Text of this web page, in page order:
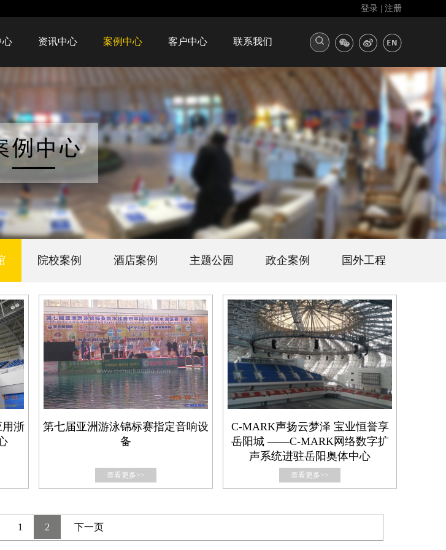
登录 注册
心 资讯中心 案例中心 客户中心 联系我们
院校案例 酒店案例 主题公园 政企案例 国外工程
浙
第七届亚洲游泳锦标赛指定音响设
备
查看更多>>
C-MARK声扬云梦泽 宝业恒誉享
岳阳城 ——C-MARK网络数字扩
声系统进驻岳阳奥体中心
查看更多>>
1 2 下一页